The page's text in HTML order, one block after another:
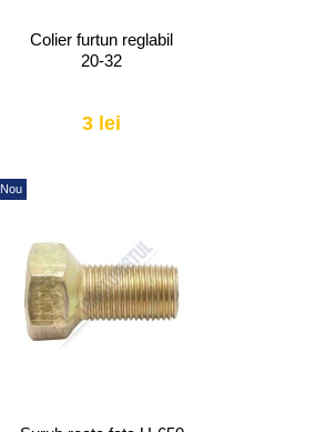
Colier furtun reglabil
20-32
3 lei
Nou